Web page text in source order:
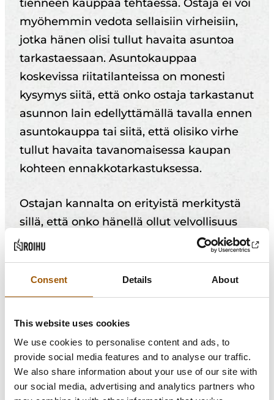
Consent Details About
This website uses cookies
We use cookies to personalise content and ads, to
provide social media features and to analyse our traffic.
We also share information about your use of our site with
our social media, advertising and analytics partners who
tienneen kauppaa tehtäessä. Ostaja ei voi
myöhemmin vedota sellaisiin virheisiin,
jotka hänen olisi tullut havaita asuntoa
tarkastaessaan. Asuntokauppaa
koskevissa riitatilanteissa on monesti
kysymys siitä, että onko ostaja tarkastanut
asunnon lain edellyttämällä tavalla ennen
asuntokauppa tai siitä, että olisiko virhe
tullut havaita tavanomaisessa kaupan
kohteen ennakkotarkastuksessa.
Ostajan kannalta on erityistä merkitystä
sillä, että onko hänellä ollut velvollisuus
tarkastaa asunto poikkeuksellisen
ymmärtää jonkin ilmenneen seikan
merkitys tarkastusta tehdessään.
Muut ostajan velvollisuudet
asuntokaupassa liittyvät lähinnä